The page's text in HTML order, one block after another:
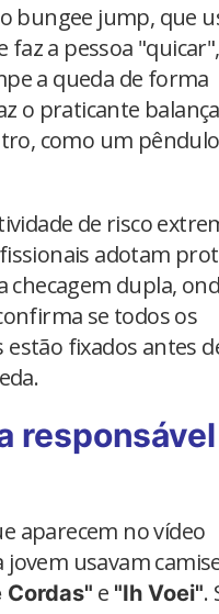
bungee jump, que
faz a pessoa
a queda de forma
o praticante
como um pêndulo
de risco
adotam
checagem dupla,
se todos os
fixados antes
aparecem no vídeo
usavam
Cordas" e "Ih Voei".